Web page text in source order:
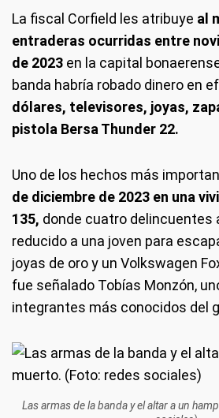
La fiscal Corfield les atribuye al
entraderas ocurridas entre
de 2023 en la capital
banda habría robado dinero en
dólares, televisores, joyas,
pistola Bersa Thunder 22.
Uno de los hechos más
de diciembre de 2023 en una
135, donde cuatro delincuentes
reducido a una joven para
joyas de oro y un Volkswagen
fue señalado Tobías Monzón,
integrantes más conocidos del
Las armas de la banda y el altar a un